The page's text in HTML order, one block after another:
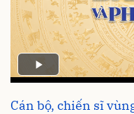
Cán bộ, chiến sĩ